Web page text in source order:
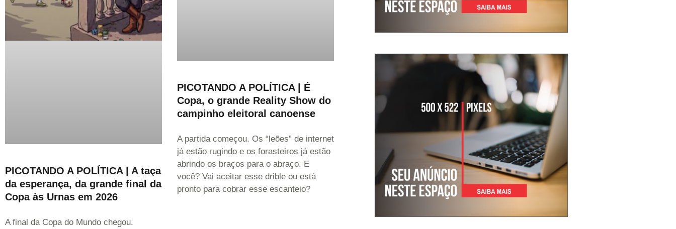
PICOTANDO A POLÍTICA | A taça
da esperança, da grande final da
Copa às Urnas em 2026
A final da Copa do Mundo chegou.
PICOTANDO A POLÍTICA | É
Copa, o grande Reality Show do
campinho eleitoral canoense
A partida começou. Os “leões” de internet
já estão rugindo e os forasteiros já estão
abrindo os braços para o abraço. E
você? Vai aceitar esse drible ou está
pronto para cobrar esse escanteio?